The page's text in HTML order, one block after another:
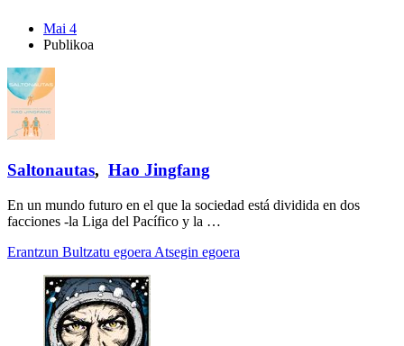
Mai 4
Publikoa
Saltonautas, Hao Jingfang
En un mundo futuro en el que la sociedad está dividida en dos
facciones -la Liga del Pacífico y la …
Erantzun Bultzatu egoera Atsegin egoera